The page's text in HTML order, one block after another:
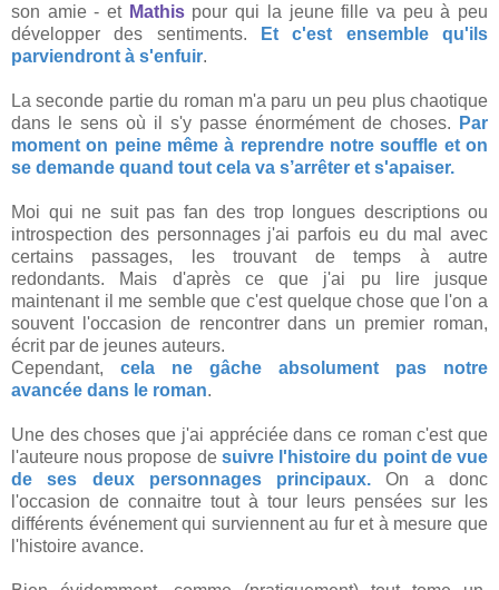
son amie - et Mathis pour qui la jeune fille va peu à peu
développer des sentiments.
Et c'est ensemble qu'ils
parviendront à s'enfuir.
La seconde partie du roman m'a paru un peu plus chaotique
dans le sens où il s'y passe énormément de choses.
Par
moment on peine même à reprendre notre souffle et on
se demande quand tout cela va s’arrêter et s'apaiser.
Moi qui ne suit pas fan des trop longues descriptions ou
introspection des personnages j'ai parfois eu du mal avec
certains passages, les trouvant de temps à autre
redondants. Mais d'après ce que j'ai pu lire jusque
maintenant il me semble que c'est quelque chose que l'on a
souvent l'occasion de rencontrer dans un premier roman,
écrit par de jeunes auteurs.
Cependant, cela ne gâche absolument pas notre
avancée dans le roman.
Une des choses que j'ai appréciée dans ce roman c'est que
l'auteure nous propose de suivre l'histoire du point de vue
de ses deux personnages principaux. On a donc
l'occasion de connaitre tout à tour leurs pensées sur les
différents événement qui surviennent au fur et à mesure que
l'histoire avance.